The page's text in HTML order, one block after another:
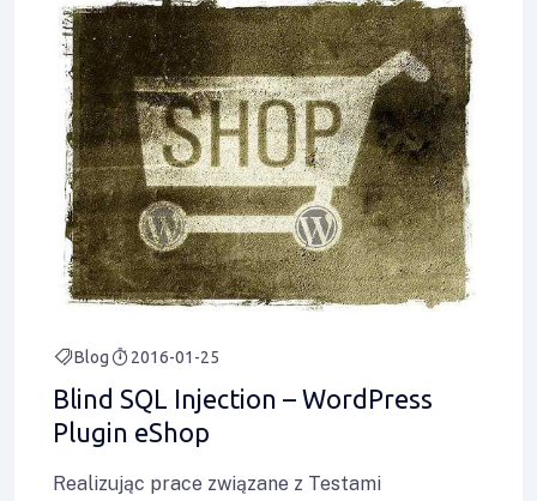
Blog 2016-01-25
Blind SQL Injection – WordPress
Plugin eShop
Realizując prace związane z Testami